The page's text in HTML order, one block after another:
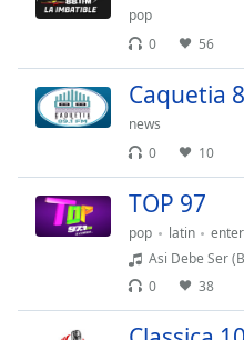
Chapters
descriptions
off,
subtitles
settings
pop
0
56
Caquetia
news
0
10
TOP 97
pop latin
Asi Debe Ser
0
38